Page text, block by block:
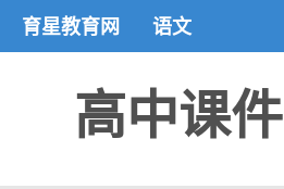
育星教育网 语文
高中课件